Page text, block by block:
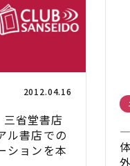
2012.04.16
省堂書店
ル書店での
ションを本